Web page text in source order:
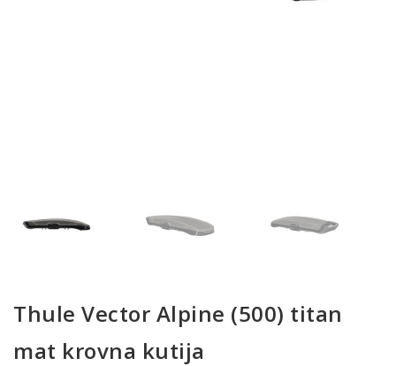
Thule Vector Alpine (500) titan
mat krovna kutija